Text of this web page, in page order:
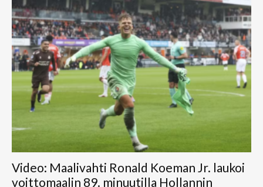
Video: Maalivahti Ronald Koeman Jr. laukoi
voittomaalin 89. minuutilla Hollannin